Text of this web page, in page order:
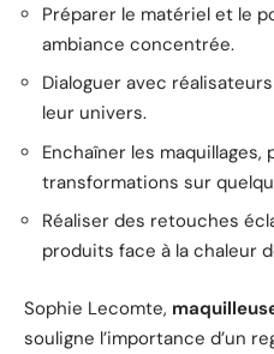
Préparer le matériel et le
ambiance concentrée.
Dialoguer avec
leur univers.
Enchaîner les
transformations sur
Réaliser des retouches
produits face à la chaleur
Sophie Lecomte,
souligne l’importance d’un